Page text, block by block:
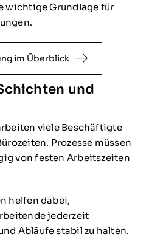
wichtige Grundlage für
im Überblick
und
viele Beschäftigte
Prozesse müssen
von festen Arbeitszeiten
helfen dabei,
jederzeit
Abläufe stabil zu halten.